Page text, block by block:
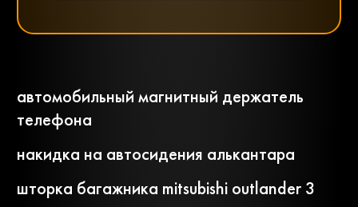
автомобильный магнитный держатель
телефона
накидка на автосидения алькантара
шторка багажника mitsubishi outlander 3